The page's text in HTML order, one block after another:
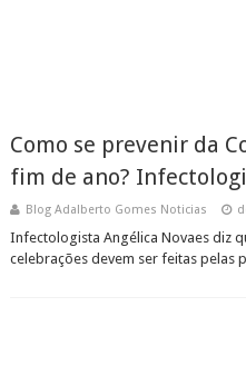
Como se prevenir da
fim de ano?
Blog Adalberto Gomes Noticias
Infectologista Angélica Novaes diz
celebrações devem ser feitas pelas